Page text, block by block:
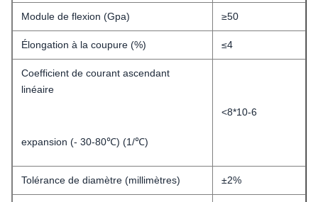
Module de flexion (Gpa) ≥50
Élongation à la coupure (%) ≤4
Coefficient de courant ascendant
linéaire
expansion (- 30-80℃) (1/℃)
<8*10-6
Tolérance de diamètre (millimètres) ±2%